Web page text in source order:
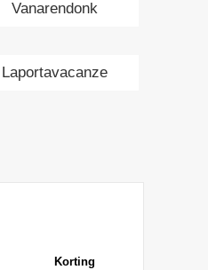
Vanarendonk
Laportavacanze
Korting